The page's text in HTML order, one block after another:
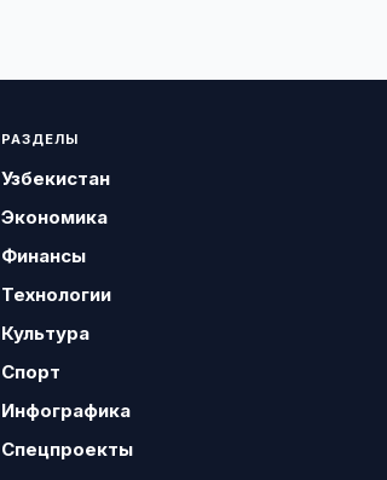
РАЗДЕЛЫ
Узбекистан
Экономика
Финансы
Технологии
Культура
Спорт
Инфографика
Спецпроекты